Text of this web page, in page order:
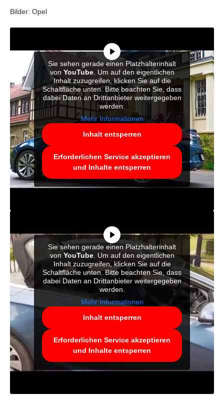
Bilder: Opel
Sie sehen gerade einen Platzhalterinhalt
von YouTube. Um auf den eigentlichen
Inhalt zuzugreifen, klicken Sie auf die
Schaltfläche unten. Bitte beachten Sie, dass
dabei Daten an Drittanbieter weitergegeben
werden.
Mehr Informationen
Inhalt entsperren
Erforderlichen Service akzeptieren
und Inhalte entsperren
Sie sehen gerade einen Platzhalterinhalt
von YouTube. Um auf den eigentlichen
Inhalt zuzugreifen, klicken Sie auf die
Schaltfläche unten. Bitte beachten Sie, dass
dabei Daten an Drittanbieter weitergegeben
werden.
Mehr Informationen
Inhalt entsperren
Erforderlichen Service akzeptieren
und Inhalte entsperren